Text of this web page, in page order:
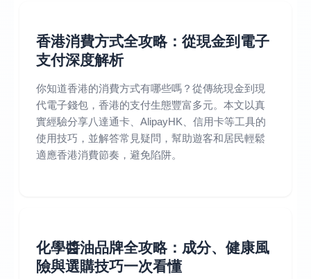
香港消費方式全攻略：從現金到電子
支付深度解析
你知道香港的消費方式有哪些嗎？從傳統現金到現
代電子錢包，香港的支付生態豐富多元。本文以真
實經驗分享八達通卡、AlipayHK、信用卡等工具的
使用技巧，並解答常見疑問，幫助遊客和居民輕鬆
適應香港消費節奏，避免陷阱。
化學醬油品牌全攻略：成分、健康風
險與選購技巧一次看懂